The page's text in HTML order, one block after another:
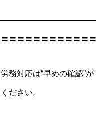
〓〓〓〓〓〓〓〓〓〓〓
務対応は“早めの確認”が
ださい。